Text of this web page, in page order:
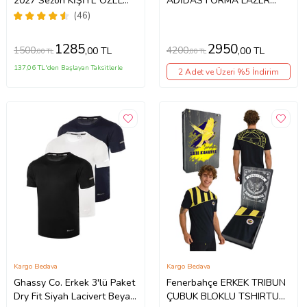
İSİM VE NUMARA BASKILI
(46)
1500,00 TL 1285,00 TL
137,06 TL'den Başlayan Taksitlerle
4200,00 TL 2950,00 TL
2 Adet ve Üzeri %5 İndirim
Ghassy Co. Erkek 3'lü Paket
Dry Fit Siyah Lacivert Beyaz
Kargo Bedava
Fenerbahçe ERKEK TRIBUN
ÇUBUK BLOKLU TSHIRTU
Kargo Bedava